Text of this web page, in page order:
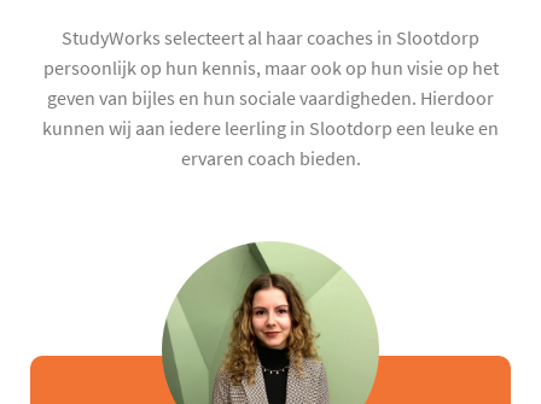
StudyWorks selecteert al haar coaches in Slootdorp
persoonlijk op hun kennis, maar ook op hun visie op het
geven van bijles en hun sociale vaardigheden. Hierdoor
kunnen wij aan iedere leerling in Slootdorp een leuke en
ervaren coach bieden.